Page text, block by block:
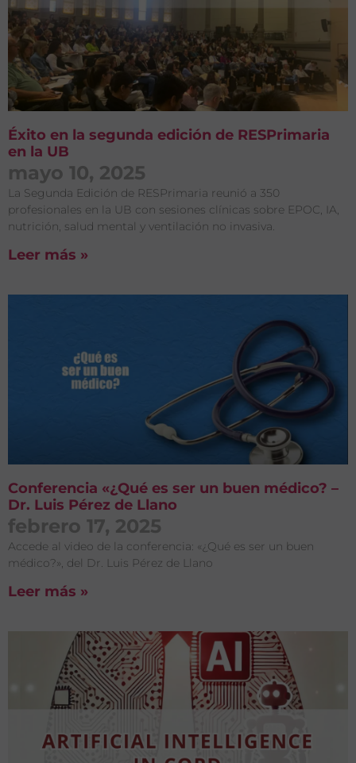
Éxito en la segunda edición de RESPrimaria
en la UB
mayo 10, 2025
La Segunda Edición de RESPrimaria reunió a 350
profesionales en la UB con sesiones clínicas sobre EPOC, IA,
nutrición, salud mental y ventilación no invasiva.
Leer más »
Conferencia «¿Qué es ser un buen médico? –
Dr. Luis Pérez de Llano
febrero 17, 2025
Accede al video de la conferencia: «¿Qué es ser un buen
médico?», del Dr. Luis Pérez de Llano
Leer más »